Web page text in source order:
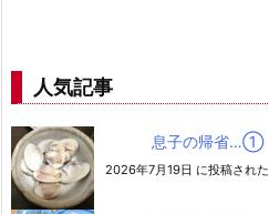
人気記事
息子の帰省…➀
2026年7月19日 に投稿された